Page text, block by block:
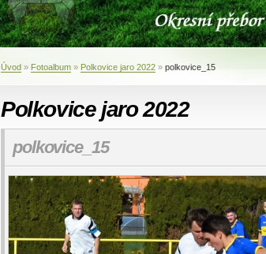
Úvod » Fotoalbum » Polkovice jaro 2022 » polkovice_15
Polkovice jaro 2022
polkovice_15